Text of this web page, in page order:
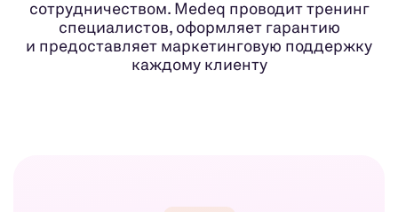
сотрудничеством. Medeq проводит тренинг
специалистов, оформляет гарантию
и предоставляет маркетинговую поддержку
каждому клиенту